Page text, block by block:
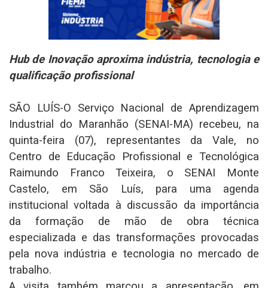
Hub de Inovação aproxima indústria, tecnologia e
qualificação profissional
SÃO LUÍS-O Serviço Nacional de Aprendizagem
Industrial do Maranhão (SENAI-MA) recebeu, na
quinta-feira (07), representantes da Vale, no
Centro de Educação Profissional e Tecnológica
Raimundo Franco Teixeira, o SENAI Monte
Castelo, em São Luís, para uma agenda
institucional voltada à discussão da importância
da formação de mão de obra técnica
especializada e das transformações provocadas
pela nova indústria e tecnologia no mercado de
trabalho.